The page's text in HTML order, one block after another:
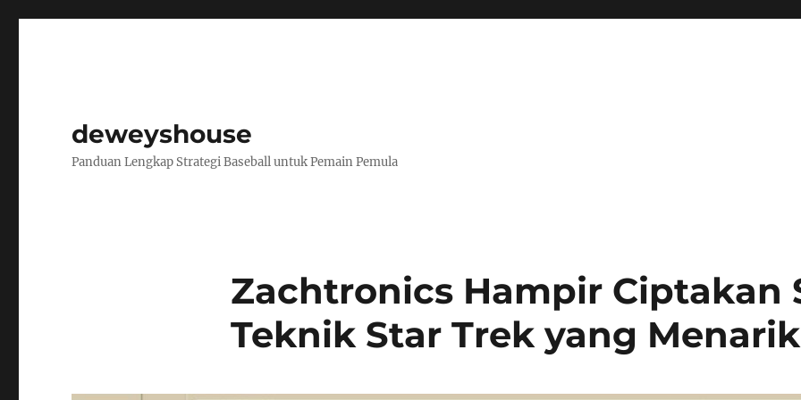
deweyshouse
Panduan Lengkap Strategi Baseball untuk Pemain Pemula
Zachtronics Hampir Ciptakan
Teknik Star Trek yang Menarik